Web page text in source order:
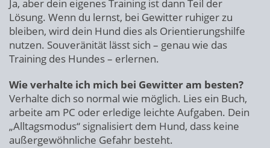
Ja, aber dein eigenes Training ist dann Teil der
Lösung. Wenn du lernst, bei Gewitter ruhiger zu
bleiben, wird dein Hund dies als Orientierungshilfe
nutzen. Souveränität lässt sich – genau wie das
Training des Hundes – erlernen.
Wie verhalte ich mich bei Gewitter am besten?
Verhalte dich so normal wie möglich. Lies ein Buch,
arbeite am PC oder erledige leichte Aufgaben. Dein
„Alltagsmodus“ signalisiert dem Hund, dass keine
außergewöhnliche Gefahr besteht.